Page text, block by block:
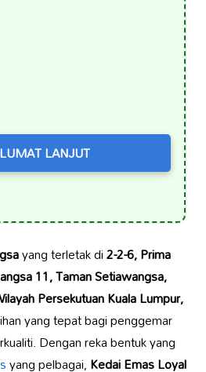
LANJUT
yang terletak di2-2-6, Prima
11, Taman Setiawangsa,
Persekutuan Kuala Lumpur,
yang tepat bagi penggemar
Dengan reka bentuk yang
yang pelbagai,Kedai Emas Loyal